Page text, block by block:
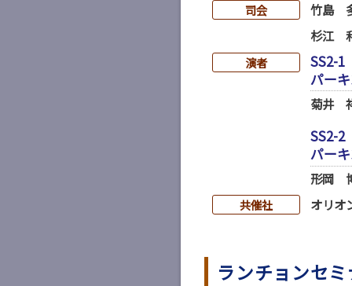
司会
竹島
杉江
演者
SS2-1
パー
菊井
SS2-2
パー
形岡
共催社 オリオ
ランチョンセ